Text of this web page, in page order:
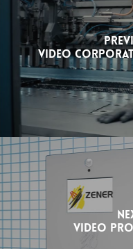
Video
Video